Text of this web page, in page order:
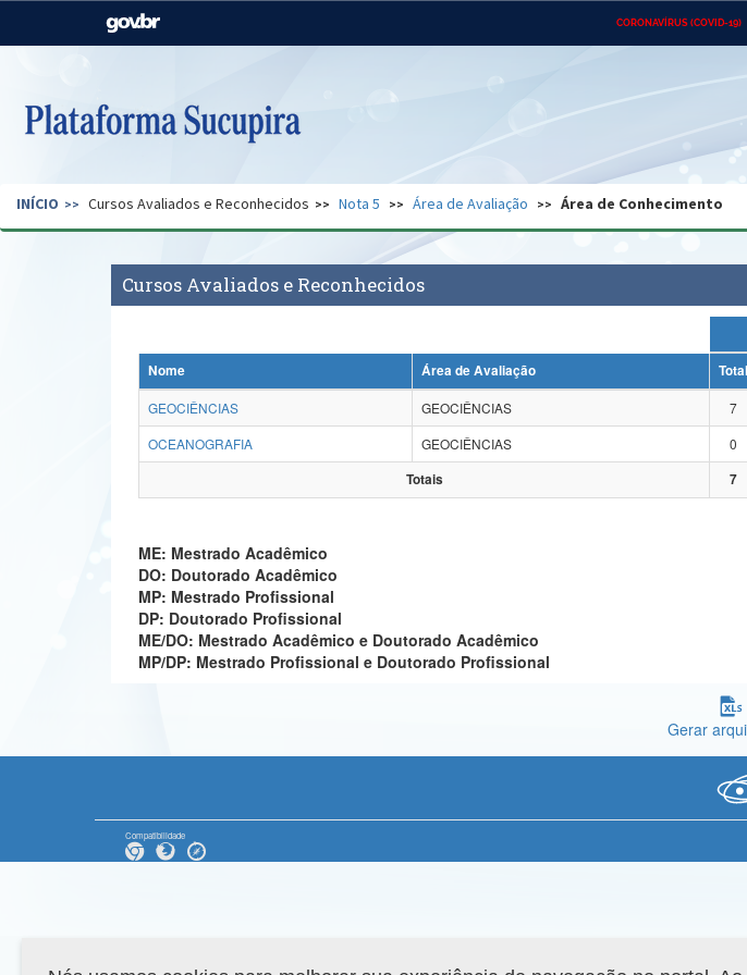
CORONAVÍRUS (COVID-19)
Casa Civil
Pecuária e Abastecimento
Ministério do Desenvolvimento
Regional
Secretaria de Governo Gabinete de Segurança Advocacia-Geral da União
INÍCIO Cursos Avaliados e Reconhecidos Nota 5 Área de Avaliação Área de Conhecimento
Cursos Avaliados e Reconhecidos
Nome
Área de Avaliação Total
GEOCIÊNCIAS
GEOCIÊNCIAS 7
OCEANOGRAFIA
GEOCIÊNCIAS 0
Totais
7
ME: Mestrado Acadêmico
DO: Doutorado Acadêmico
MP: Mestrado Profissional
DP: Doutorado Profissional
ME/DO: Mestrado Acadêmico e Doutorado Acadêmico
MP/DP: Mestrado Profissional e Doutorado Profissional
Gerar
Compatibilidade